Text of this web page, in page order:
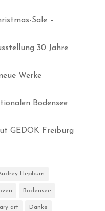
Sale –
30 Jahre
Werke
Bodensee
GEDOK Freiburg
Hepburn
Bodensee
art Danke